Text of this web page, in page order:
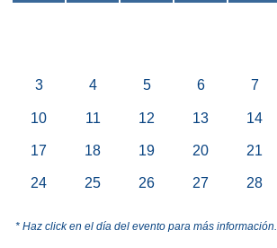
3 4 5 6 7
10 11 12 13 14
17 18 19 20 21
24 25 26 27 28
* Haz click en el día del evento para más información.